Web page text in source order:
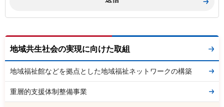
地域共生社会の実現に向けた取組
地域福祉館などを拠点とした地域福祉ネットワークの構築
重層的支援体制整備事業